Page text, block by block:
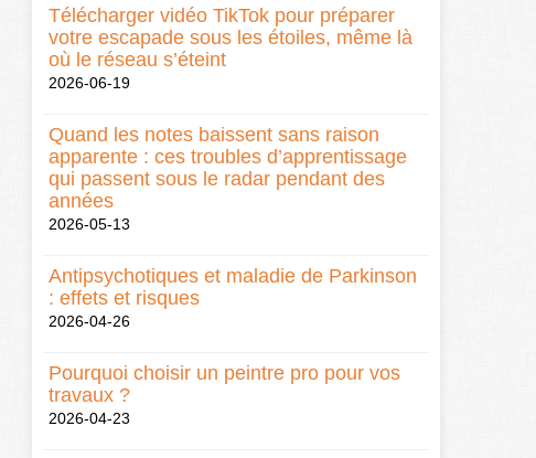
Télécharger vidéo TikTok pour préparer
votre escapade sous les étoiles, même là
où le réseau s’éteint
2026-06-19
Quand les notes baissent sans raison
apparente : ces troubles d’apprentissage
qui passent sous le radar pendant des
années
2026-05-13
Antipsychotiques et maladie de Parkinson
: effets et risques
2026-04-26
Pourquoi choisir un peintre pro pour vos
travaux ?
2026-04-23